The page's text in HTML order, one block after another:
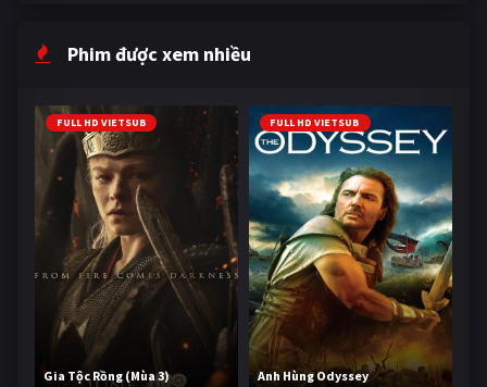
Phim được xem nhiều
FULL HD VIETSUB
Gia Tộc Rồng (Mùa 3)
FULL HD VIETSUB
Anh Hùng Odyssey